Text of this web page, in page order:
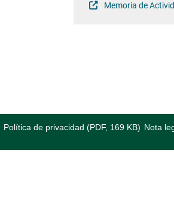
Memoria de
Política de privacidad (PDF, 169 KB) Nota